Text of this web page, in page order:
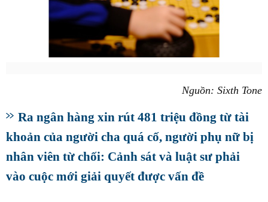
Nguồn: Sixth Tone
Ra ngân hàng xin rút 481 triệu đồng từ tài
khoản của người cha quá cố, người phụ nữ bị
nhân viên từ chối: Cảnh sát và luật sư phải
vào cuộc mới giải quyết được vấn đề